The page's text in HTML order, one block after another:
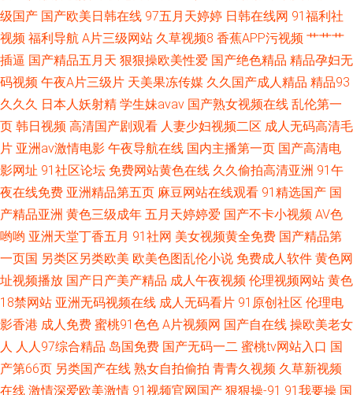
级国产 国产欧美日韩在线 97五月天婷婷 日韩在线网 91福利社
视频 福利导航 A片三级网站 久草视频8 香蕉APP污视频 艹艹艹
插逼 国产精品五月天 狠狠操欧美性爱 国产绝色精品 精品孕妇无
码视频 午夜A片三级片 天美果冻传媒 久久国产成人精品 精品93
久久久 日本人妖射精 学生妹avav 国产熟女视频在线 乱伦第一
页 韩日视频 高清国产剧观看 人妻少妇视频二区 成人无码高清毛
片 亚洲av激情电影 午夜导航在线 国内主播第一页 国产高清电
影网址 91社区论坛 免费网站黄色在线 久久偷拍高清亚洲 91午
夜在线免费 亚洲精品第五页 麻豆网站在线观看 91精选国产 国
产精品亚洲 黄色三级成年 五月天婷婷爱 国产不卡小视频 AV色
哟哟 亚洲天堂丁香五月 91社网 美女视频黄全免费 国产精品第
一页国 另类区另类欧美 欧美色图乱伦小说 免费成人软件 黄色网
址视频播放 国产日产美产精品 成人午夜视频 伦理视频网站 黄色
18禁网站 亚洲无码视频在线 成人无码看片 91原创社区 伦理电
影香港 成人免费 蜜桃91色色 A片视频网 国产自在线 操欧美老女
人 人人97综合精品 岛国免费 国产无码一二 蜜桃tv网站入口 国
产第66页 另类国产在线 熟女自拍偷拍 青青久视频 久草新视频
在线 激情深爱欧美激情 91视频官网国产 狠狠操-91 91我要操 国